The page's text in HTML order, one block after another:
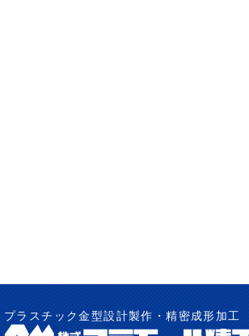
プラスチック金型設計製作・精密成形加工